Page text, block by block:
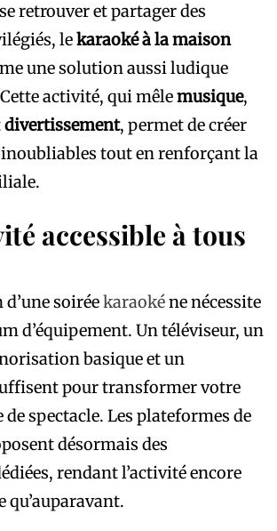
retrouver et partager des
lekaraoké à la maison
une solution aussi ludique
Cette activité, qui mêlemusique,
divertissement, permet de créer
tout en renforçant la
accessible à tous
soiréekaraokéne nécessite
d’équipement. Un téléviseur, un
basique et un
pour transformer votre
de spectacle. Les plateformes de
désormais des
rendant l’activité encore
qu’auparavant.